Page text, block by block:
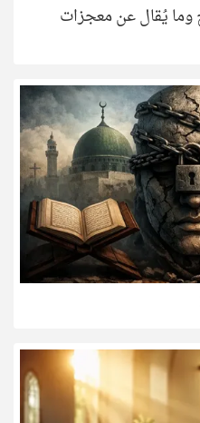
يُقال عن معجزات